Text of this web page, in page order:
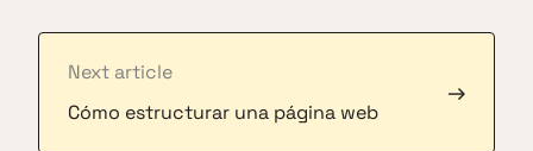
Next article
Cómo estructurar una página web
→